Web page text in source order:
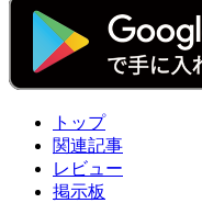
トップ
関連記事
レビュー
掲示板